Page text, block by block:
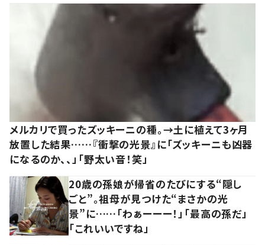
メルカリで買ったズッキーニの種。→土に植えて3ヶ月
放置した結果……『衝撃の光景』に「ズッキーニも凶器
になるのか、、」「野太い音！笑」
20歳の孫娘が帰省のたびにする“隠し
ごと”。祖母が見つけた“まさかの光
景”に……「わぁーーー！」「最高の孫だ」
「これいいですね」